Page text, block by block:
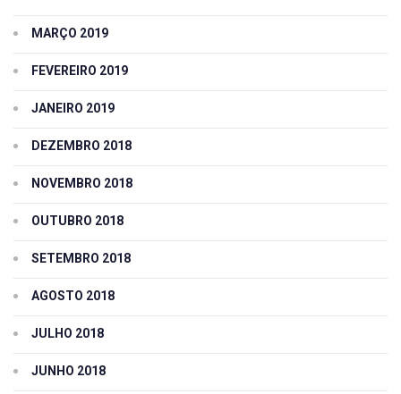
MARÇO 2019
FEVEREIRO 2019
JANEIRO 2019
DEZEMBRO 2018
NOVEMBRO 2018
OUTUBRO 2018
SETEMBRO 2018
AGOSTO 2018
JULHO 2018
JUNHO 2018